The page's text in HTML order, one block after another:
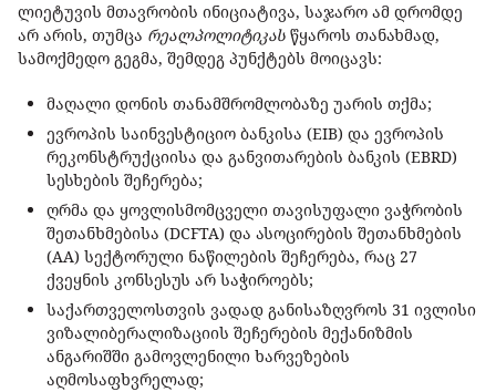
ლიეტუვის მთავრობის ინიციატივა, საჯარო ამ დრომდე
არ არის, თუმცა რეალპოლიტიკას წყაროს თანახმად,
სამოქმედო გეგმა, შემდეგ პუნქტებს მოიცავს:
მაღალი დონის თანამშრომლობაზე უარის თქმა;
ევროპის საინვესტიციო ბანკისა (EIB) და ევროპის
რეკონსტრუქციისა და განვითარების ბანკის (EBRD)
სესხების შეჩერება;
ღრმა და ყოვლისმომცველი თავისუფალი ვაჭრობის
შეთანხმებისა (DCFTA) და ასოცირების შეთანხმების
(AA) სექტორული ნაწილების შეჩერება, რაც 27
ქვეყნის კონსესუს არ საჭიროებს;
საქართველოსთვის ვადად განისაზღვროს 31 ივლისი
ვიზალიბერალიზაციის შეჩერების მექანიზმის
ანგარიშში გამოვლენილი ხარვეზების
აღმოსაფხვრელად;